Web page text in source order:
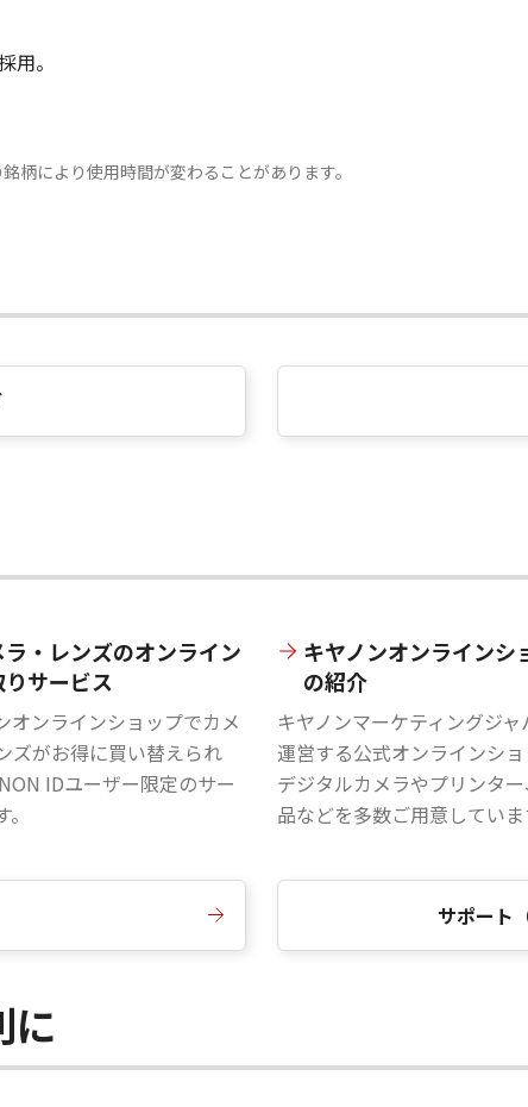
用。
により使用時間が変わることがあります。
ラ・レンズのオンライン
りサービス
オンラインショップでカメ
ズがお得に買い替えられ
IDユーザー限定のサー
キヤノンオンラインシ
の紹介
キヤノンマーケティングジャ
運営する公式オンラインショ
デジタルカメラやプリンタ
品などを多数ご用意していま
サポート
に